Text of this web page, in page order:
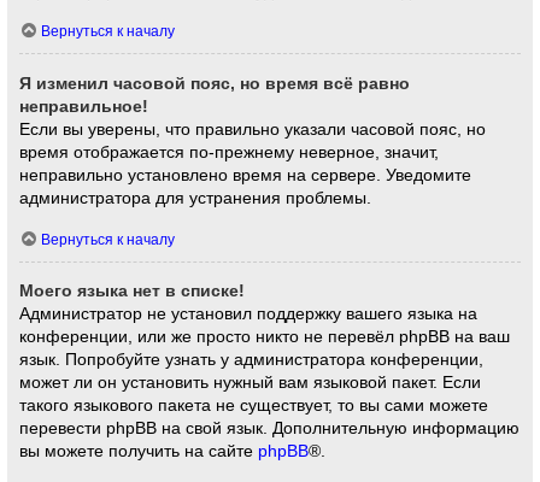
Вернуться к началу
Я изменил часовой пояс, но время всё равно
неправильное!
Если вы уверены, что правильно указали часовой пояс, но
время отображается по-прежнему неверное, значит,
неправильно установлено время на сервере. Уведомите
администратора для устранения проблемы.
Вернуться к началу
Моего языка нет в списке!
Администратор не установил поддержку вашего языка на
конференции, или же просто никто не перевёл phpBB на ваш
язык. Попробуйте узнать у администратора конференции,
может ли он установить нужный вам языковой пакет. Если
такого языкового пакета не существует, то вы сами можете
перевести phpBB на свой язык. Дополнительную информацию
вы можете получить на сайте phpBB®.